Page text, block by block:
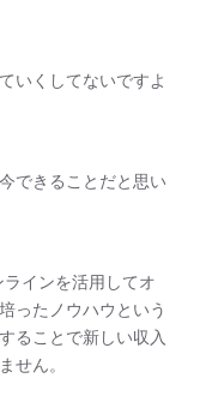
いくしてないですよ
できることだと思い
インを活用してオ
ったノウハウという
ることで新しい収入
せん。